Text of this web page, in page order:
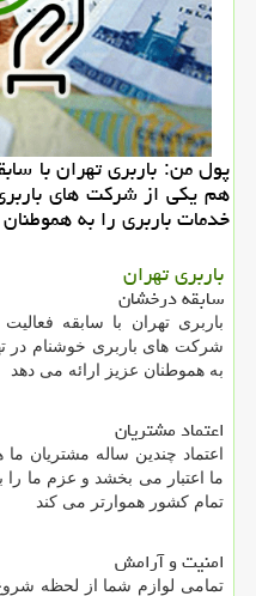
هم یكی از شركت های
خدمات باربری را به
باربری تهران
سابقه درخشان
شرکت های باربری خوشنام در
به هموطنان عزیز ارائه می دهد
اعتماد مشتریان
اعتماد چندین ساله مشتریان
ما اعتبار می بخشد و عزم ما را
تمام کشور هموارتر می کند
امنیت و آرامش
تمامی لوازم شما از لحظه